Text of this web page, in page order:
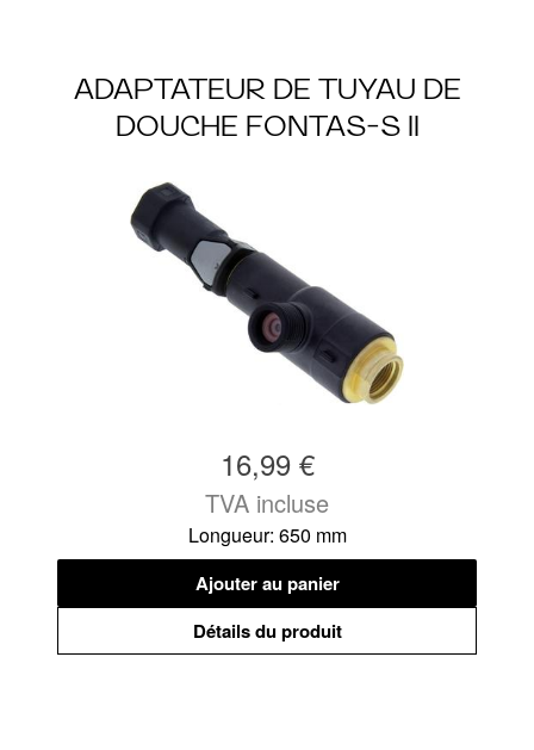
ADAPTATEUR DE TUYAU DE
DOUCHE FONTAS-S II
16,99 €
TVA incluse
Longueur: 650 mm
Ajouter au panier
Détails du produit